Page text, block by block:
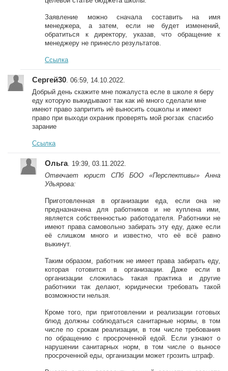
Заявление можно сначала составить на имя
менеджера, а затем, если не будет изменений,
обратиться к директору, указав, что обращение к
менеджеру не принесло результатов.
Ссылка
Сергей30 . 06:59, 14.10.2022.
Добрый день скажите мне пожалуста есле в школе я беру
еду которую выкидывают так как иё много сделали мне
имеют право запритить иё выносить сошколы и имеют
право при выходи охраник проверять мой рюгзак спасибо
зарание
Ссылка
Ольга. 19:39, 03.11.2022.
Отвечает юрист СПб БОО «Перспективы» Анна
Удьярова:
Приготовленная в организации еда, если она не
предназначена для работников и не куплена ими,
является собственностью работодателя. Работники не
имеют права самовольно забирать эту еду, даже если
её слишком много и известно, что её всё равно
выкинут.
Таким образом, работник не имеет права забирать еду,
которая готовится в организации. Даже если в
организации сложилась такая практика и другие
работники так делают, юридически требовать такой
возможности нельзя.
Кроме того, при приготовлении и реализации готовых
блюд должны соблюдаться санитарные нормы, в том
числе по срокам реализации, в том числе требования
по обращению с просроченной едой. Если узнают о
нарушении санитарных норм, в том числе о выносе
просроченной еды, организации может грозить штраф.